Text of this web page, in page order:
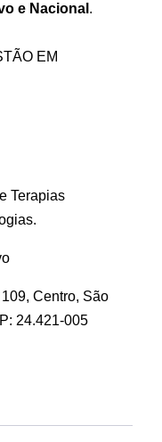
e Nacional .
EM
Terapias
Centro, São
24.421-005